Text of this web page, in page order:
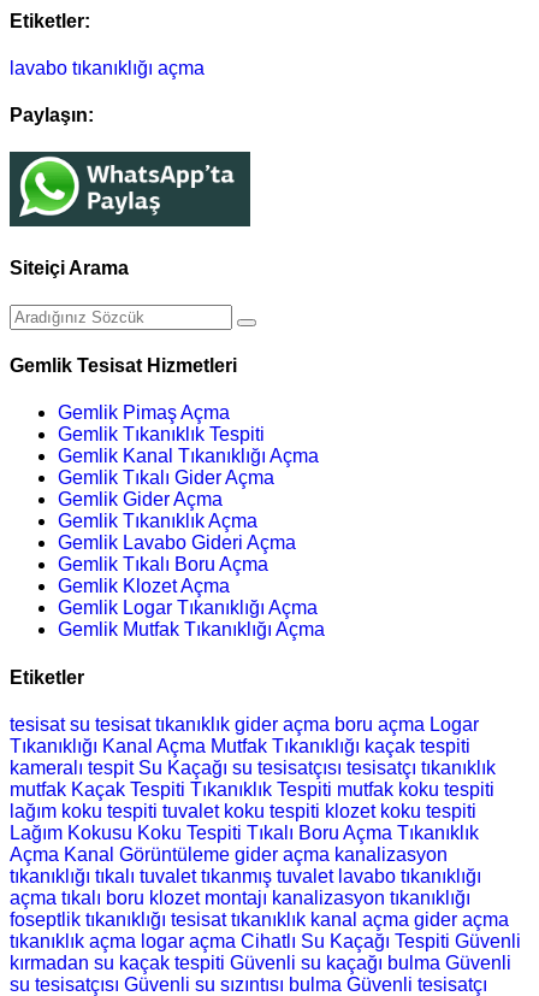
Etiketler:
lavabo tıkanıklığı açma
Paylaşın:
Siteiçi Arama
Gemlik Tesisat Hizmetleri
Gemlik Pimaş Açma
Gemlik Tıkanıklık Tespiti
Gemlik Kanal Tıkanıklığı Açma
Gemlik Tıkalı Gider Açma
Gemlik Gider Açma
Gemlik Tıkanıklık Açma
Gemlik Lavabo Gideri Açma
Gemlik Tıkalı Boru Açma
Gemlik Klozet Açma
Gemlik Logar Tıkanıklığı Açma
Gemlik Mutfak Tıkanıklığı Açma
Etiketler
tesisatsu tesisattıkanıklık gider açma boru açma Logar
Tıkanıklığı Kanal Açma Mutfak Tıkanıklığı kaçak tespiti
kameralı tespit Su Kaçağı su tesisatçısı tesisatçı tıkanıklık
mutfak Kaçak Tespiti Tıkanıklık Tespiti mutfak koku tespiti
lağım koku tespiti tuvalet koku tespiti klozet koku tespiti
Lağım Kokusu Koku Tespiti Tıkalı Boru Açma Tıkanıklık
Açma Kanal Görüntüleme gider açma kanalizasyon
tıkanıklığı tıkalı tuvalettıkanmış tuvalet lavabo tıkanıklığı
açma tıkalı boru klozet montajı kanalizasyon tıkanıklığı
foseptlik tıkanıklığı tesisattıkanıklık kanal açma gider açma
tıkanıklık açma logar açma Cihatlı Su Kaçağı Tespiti Güvenli
kırmadan su kaçak tespiti Güvenli su kaçağı bulma Güvenli
su tesisatçısı Güvenli su sızıntısı bulma Güvenli tesisatçı